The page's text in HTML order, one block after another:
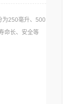
为250毫升、500
命长、安全等